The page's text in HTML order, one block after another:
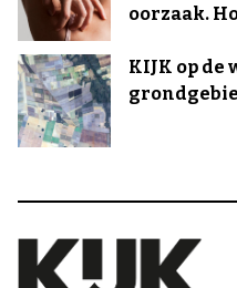
oorzaak.
KIJK op de